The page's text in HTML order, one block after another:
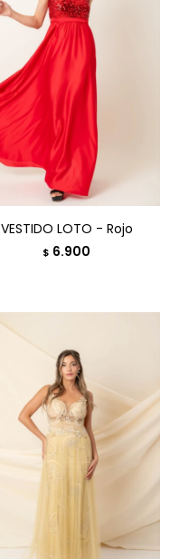
VESTIDO LOTO - Rojo
$ 6.900